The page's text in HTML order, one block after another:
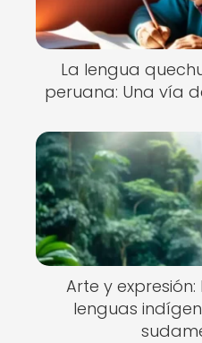
La lengua
peruana: Una vía
Arte y
lenguas